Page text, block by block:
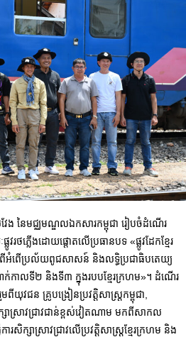
ែង នៃមជ្ឈមណ្ឌលឯកសារកម្ពុជា រៀបចំដំណើរ
រថភ្លើងដោយផ្តោតលើប្រធានបទ «ផ្លូវដែកខ្មែរ
អំពើប្រល័យពូជសាសន៍ និងលទ្ធិប្រជាធិបតេយ្យ
ក់កាលទី២ និងទី៣ ក្នុងរបបខ្មែរក្រហម»។ ដំណើរ
ពីយុវជន គ្រូបង្រៀនប្រវត្តិសាស្រ្តកម្ពុជា,
ក្សាស្រាវជ្រាវជាន់ខ្ពស់វៀតណាម មកពីសាកល
សិក្សាស្រាវជ្រាវលើប្រវត្តិសាស្រ្តខ្មែរក្រហម និង